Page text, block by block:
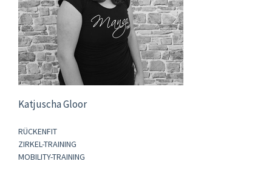
Katjuscha Gloor
RÜCKENFIT
ZIRKEL-TRAINING
MOBILITY-TRAINING